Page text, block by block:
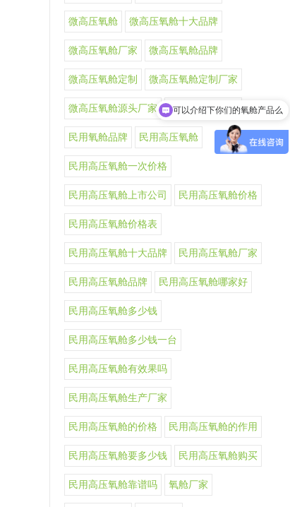
微高压氧舱 微高压氧舱十大品牌
微高压氧舱厂家 微高压氧舱品牌
微高压氧舱定制 微高压氧舱定制厂家
微高压氧舱源头厂家 智能微高压氧舱
民用氧舱品牌 民用高压氧舱
民用高压氧舱一次价格
民用高压氧舱上市公司 民用高压氧舱价格
民用高压氧舱价格表
民用高压氧舱十大品牌 民用高压氧舱厂家
民用高压氧舱品牌 民用高压氧舱哪家好
民用高压氧舱多少钱
民用高压氧舱多少钱一台
民用高压氧舱有效果吗
民用高压氧舱生产厂家
民用高压氧舱的价格 民用高压氧舱的作用
民用高压氧舱要多少钱 民用高压氧舱购买
民用高压氧舱靠谱吗 氧舱厂家
可以介绍下你们的氧舱产品么